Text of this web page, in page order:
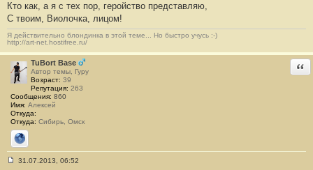
Кто как, а я с тех пор, геройство представляю,
С твоим, Виолочка, лицом!
Я действительно блондинка в этой теме... Но быстро учусь :-)
http://art-net.hostifree.ru/
TuBort Base
Автор темы, Гуру
Возраст: 39
Репутация: 263
Сообщения: 860
Имя: Алексей
Откуда:
Откуда: Сибирь, Омск
Сайт
31.07.2013, 06:52